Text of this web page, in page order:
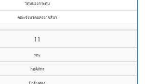
วัดหนองกระทุ่ม
คณะจังหวัดนครราชสีมา
11
พระ
กฤติภัทร
ปักปิ่นทอง